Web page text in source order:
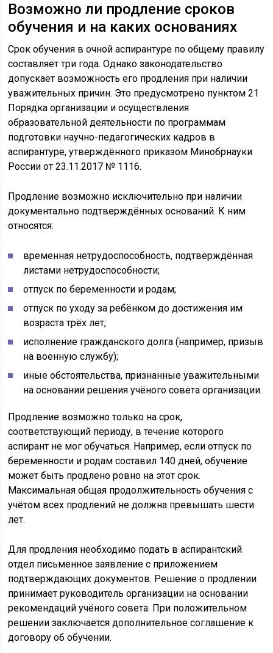
Возможно ли продление сроков
обучения и на каких основаниях
Срок обучения в очной аспирантуре по общему правилу
составляет три года. Однако законодательство
допускает возможность его продления при наличии
уважительных причин. Это предусмотрено пунктом 21
Порядка организации и осуществления
образовательной деятельности по программам
подготовки научно-педагогических кадров в
аспирантуре, утверждённого приказом Минобрнауки
России от 23.11.2017 № 1116.
Продление возможно исключительно при наличии
документально подтверждённых оснований. К ним
относятся:
временная нетрудоспособность, подтверждённая
листами нетрудоспособности;
отпуск по беременности и родам;
отпуск по уходу за ребёнком до достижения им
возраста трёх лет;
исполнение гражданского долга (например, призыв
на военную службу);
иные обстоятельства, признанные уважительными
на основании решения учёного совета организации.
Продление возможно только на срок,
соответствующий периоду, в течение которого
аспирант не мог обучаться. Например, если отпуск по
беременности и родам составил 140 дней, обучение
может быть продлено ровно на этот срок.
Максимальная общая продолжительность обучения с
учётом всех продлений не должна превышать шести
лет.
Для продления необходимо подать в аспирантский
отдел письменное заявление с приложением
подтверждающих документов. Решение о продлении
принимает руководитель организации на основании
рекомендаций учёного совета. При положительном
решении заключается дополнительное соглашение к
договору об обучении.